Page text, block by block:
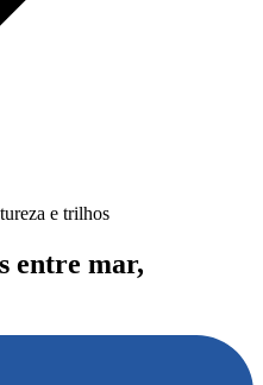
e trilhos
entre mar,